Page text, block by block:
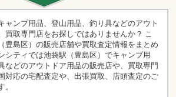
ャンプ用品、登山用品、釣り具などのアウト
買取専門店をお探しではありませんか？ こ
豊島区）の販売店舗や買取査定情報をまとめ
シティでは池袋駅（豊島区）でキャンプ用
などのアウトドア用品の販売店や、買取専門
対応の宅配査定や、出張買取、店頭査定のご